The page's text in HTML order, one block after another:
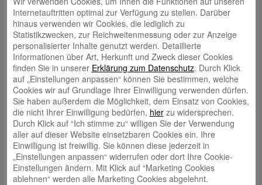
Familie. Bis es aber soweit ist, heißt es nochmal volle Kraft für unsere
Sparkasse. Ich freue mich auf ein gutes Jahr mit spannenden
Herausforderungen!“
BU (v.l.n.r.):Jörg Brendel, Dorothea Schäfer, Kai Wilhelm, Steffen
Roßkopf, Bettina Dickes, Emanuel Letz und Holger Wessling bei der
Verwaltungsratssitzung am Mittwoch.Foto:Sparkasse Rhein-
Nahe/Jens Eckes.
Schreiben Sie einen Kommentar
Ihre E-Mail-Adresse wird nicht veröffentlicht. Erforderliche Felder
sind mit*markiert
Internetauftritten optimal zur Verfügung zu stellen. Darüber
hinaus verwenden wir Cookies, die lediglich zu
Statistikzwecken, zur Reichweitenmessung oder zur Anzeige
personalisierter Inhalte genutzt werden. Detaillierte
Informationen über Art, Herkunft und Zweck dieser Cookies
finden Sie in unserer Erklärung zum Datenschutz. Durch Klick
auf „Einstellungen anpassen“ können Sie bestimmen, welche
Cookies wir auf Grundlage Ihrer Einwilligung verwenden dürfen.
Sie haben außerdem die Möglichkeit, dem Einsatz von Cookies,
die nicht Ihrer Einwilligung bedürfen, hierzu widersprechen.
Durch Klick auf “Ich stimme zu“ willigen Sie der Verwendung
aller auf dieser Website einsetzbaren Cookies ein. Ihre
Einwilligung ist freiwillig. Sie können diese jederzeit in
„Einstellungen anpassen“ widerrufen oder dort Ihre Cookie-
Einstellungen ändern. Mit Klick auf “Marketing Cookies
ablehnen“ werden alle Marketing Cookies abgelehnt.